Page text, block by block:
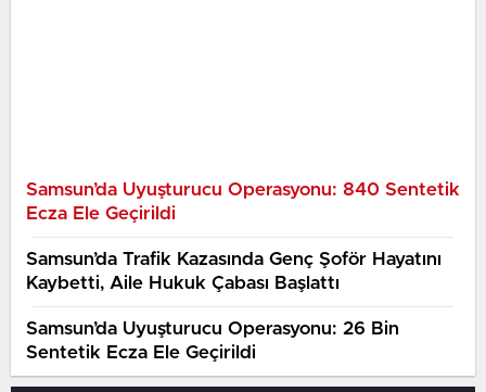
Samsun’da Uyuşturucu Operasyonu: 840 Sentetik
Ecza Ele Geçirildi
Samsun’da Trafik Kazasında Genç Şoför Hayatını
Kaybetti, Aile Hukuk Çabası Başlattı
Samsun’da Uyuşturucu Operasyonu: 26 Bin
Sentetik Ecza Ele Geçirildi